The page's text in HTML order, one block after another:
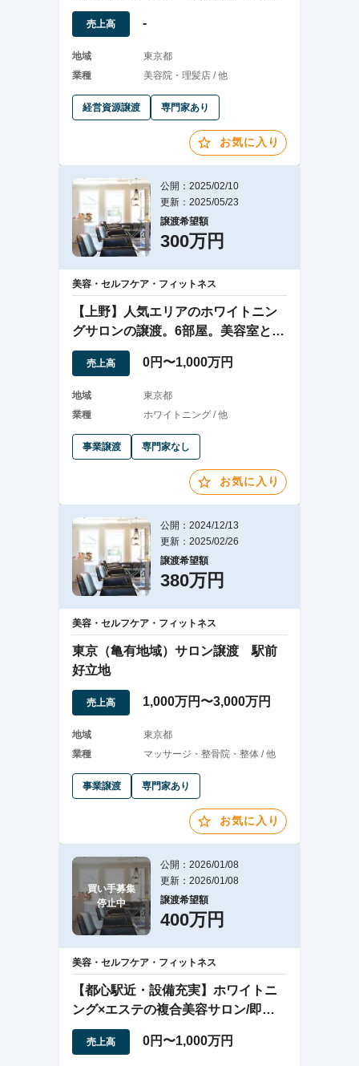
舗譲渡
売上高 -
地域
東京都
業種
美容院・理髪店 / 他
経営資源譲渡 専門家あり
お気に入り
公開：2025/02/10
更新：2025/05/23
譲渡希望額
300万円
美容・セルフケア・フィットネス
【上野】人気エリアのホワイトニン
グサロンの譲渡。6部屋。美容室とし
ても使用可
売上高 0円〜1,000万円
地域
東京都
業種
ホワイトニング / 他
事業譲渡 専門家なし
お気に入り
公開：2024/12/13
更新：2025/02/26
譲渡希望額
380万円
美容・セルフケア・フィットネス
東京（亀有地域）サロン譲渡 駅前
好立地
売上高 1,000万円〜3,000万円
地域
東京都
業種
マッサージ・整骨院・整体 / 他
事業譲渡 専門家あり
お気に入り
買い手募集
停止中
公開：2026/01/08
更新：2026/01/08
譲渡希望額
400万円
美容・セルフケア・フィットネス
【都心駅近・設備充実】ホワイトニ
ング×エステの複合美容サロン/即営
業可能
売上高 0円〜1,000万円